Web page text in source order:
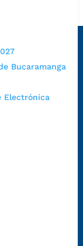
Bucaramanga
Electrónica
Santander,